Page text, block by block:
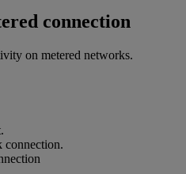
connection
on metered networks.
connection.